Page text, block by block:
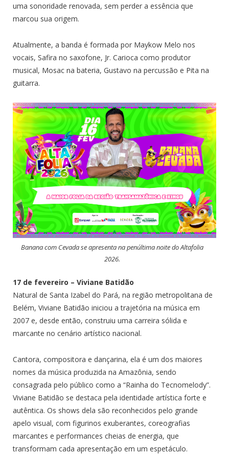
uma sonoridade renovada, sem perder a essência que
marcou sua origem.
Atualmente, a banda é formada por Maykow Melo nos
vocais, Safira no saxofone, Jr. Carioca como produtor
musical, Mosac na bateria, Gustavo na percussão e Pita na
guitarra.
Banana com Cevada se apresenta na penúltima noite do Altafolia
2026.
17 de fevereiro – Viviane Batidão
Natural de Santa Izabel do Pará, na região metropolitana de
Belém, Viviane Batidão iniciou a trajetória na música em
2007 e, desde então, construiu uma carreira sólida e
marcante no cenário artístico nacional.
Cantora, compositora e dançarina, ela é um dos maiores
nomes da música produzida na Amazônia, sendo
consagrada pelo público como a “Rainha do Tecnomelody”.
Viviane Batidão se destaca pela identidade artística forte e
autêntica. Os shows dela são reconhecidos pelo grande
apelo visual, com figurinos exuberantes, coreografias
marcantes e performances cheias de energia, que
transformam cada apresentação em um espetáculo.